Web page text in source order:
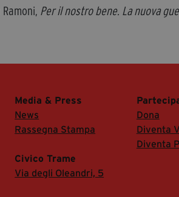
Per il nostro bene. La nuova
Media & Press
News
Rassegna Stampa
Dona
Diventa
Diventa
Civico Trame
Via degli Oleandri, 5